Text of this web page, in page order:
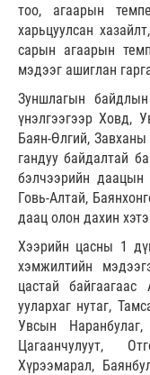
тоо, агаарын
харьцуулсан
сарын агаарын
мэдээг ашиглан
Зуншлагын
үнэлгээгээр Ховд,
Баян-Өлгий,
гандуу байдалтай
бэлчээрийн даацын
Говь-Алтай,
даац олон дахин
Хээрийн цасны 1
хэмжилтийн
цастай
уулархаг нутаг,
Увсын
Цагаанчулуут,
Хүрээмарал,